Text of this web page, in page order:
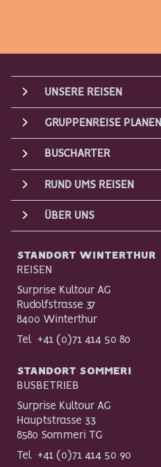
UNSERE REISEN
GRUPPENREISE PLANEN
BUSCHARTER
RUND UMS REISEN
ÜBER UNS
STANDORT WINTERTHUR
REISEN
Surprise Kultour AG
Rudolfstrasse 37
8400 Winterthur
Tel +41 (0)71 414 50 80
STANDORT SOMMERI
BUSBETRIEB
Surprise Kultour AG
Hauptstrasse 33
8580 Sommeri TG
Tel +41 (0)71 414 50 90